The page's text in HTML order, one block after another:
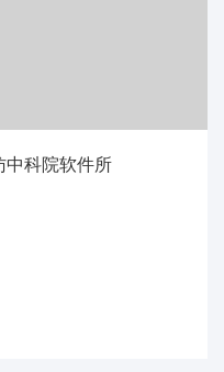
中科院软件所